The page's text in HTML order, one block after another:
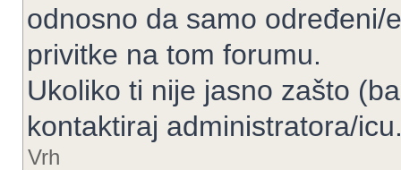
odnosno da samo određeni/
privitke na tom forumu.
Ukoliko ti nije jasno zašto
kontaktiraj administratora/
Vrh